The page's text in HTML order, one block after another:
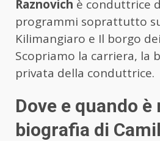
Raznovich è conduttrice
programmi soprattutto
Kilimangiaro e Il borgo
Scopriamo la carriera, la
privata della conduttrice.
Dove e quando è
biografia di